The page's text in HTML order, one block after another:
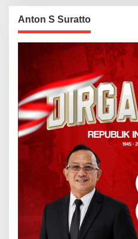
Anton S Suratto